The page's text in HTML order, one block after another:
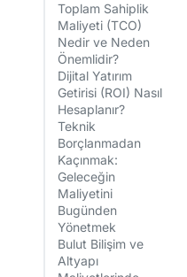
Toplam Sahiplik
Maliyeti (TCO)
Nedir ve Neden
Önemlidir?
Dijital Yatırım
Getirisi (ROI) Nasıl
Hesaplanır?
Teknik
Borçlanmadan
Kaçınmak:
Geleceğin
Maliyetini
Bugünden
Yönetmek
Bulut Bilişim ve
Altyapı